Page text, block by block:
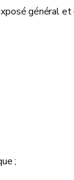
général
;